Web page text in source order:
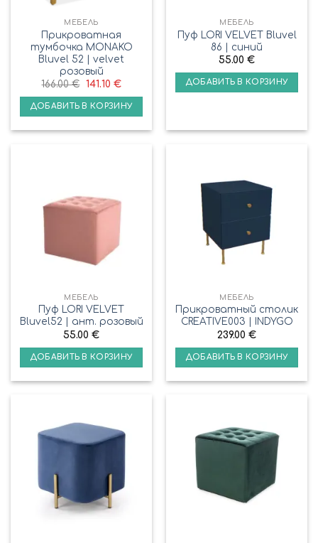
МЕБЕЛЬ
Прикроватная
тумбочка MONAKO
Bluvel 52 | velvet
розовый
166.00€ 141.10 €
ДОБАВИТЬ В КОРЗИНУ
МЕБЕЛЬ
Пуф LORI VELVET Bluvel
86 | синий
55.00 €
ДОБАВИТЬ В КОРЗИНУ
МЕБЕЛЬ
Пуф LORI VELVET
Bluvel52 | ант. розовый
55.00 €
ДОБАВИТЬ В КОРЗИНУ
МЕБЕЛЬ
Прикроватный столик
CREATIVE003 | INDYGO
239.00 €
ДОБАВИТЬ В КОРЗИНУ